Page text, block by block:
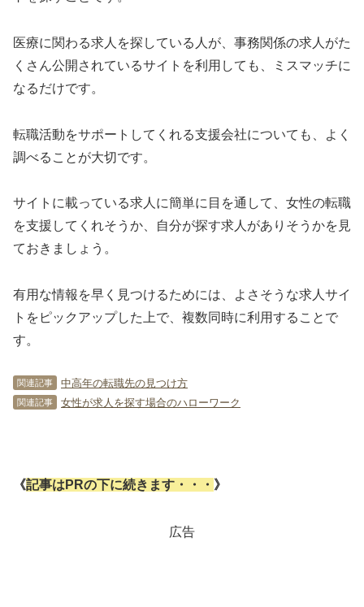
医療に関わる求人を探している人が、事務関係の求人がた
くさん公開されているサイトを利用しても、ミスマッチに
なるだけです。
転職活動をサポートしてくれる支援会社についても、よく
調べることが大切です。
サイトに載っている求人に簡単に目を通して、女性の転職
を支援してくれそうか、自分が探す求人がありそうかを見
ておきましょう。
有用な情報を早く見つけるためには、よさそうな求人サイ
トをピックアップした上で、複数同時に利用することで
す。
関連記事 中高年の転職先の見つけ方
関連記事 女性が求人を探す場合のハローワーク
《記事はPRの下に続きます・・・ 》
広告